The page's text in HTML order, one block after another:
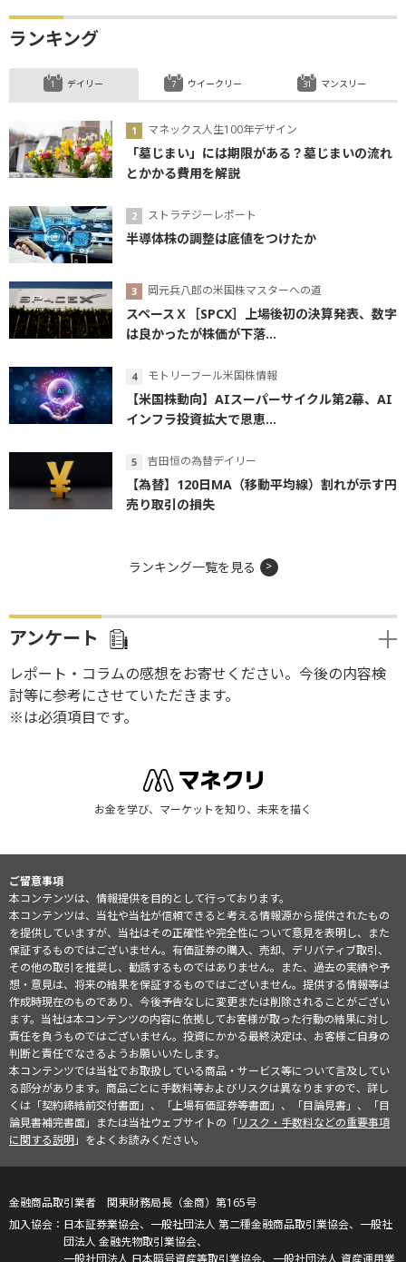
ランキング
デイリー
マネックス人生100年デザイン
「墓じまい」には期限がある？墓じまいの流れ
とかかる費用を解説
ストラテジーレポート
半導体株の調整は底値をつけたか
岡元兵八郎の米国株マスターへの道
スペースＸ［SPCX］上場後初の決算発表、数字
は良かったが株価が下落...
モトリーフール米国株情報
【米国株動向】AIスーパーサイクル第2幕、AI
インフラ投資拡大で恩恵...
吉田恒の為替デイリー
【為替】120日MA（移動平均線）割れが示す円
売り取引の損失
ウイークリー マンスリー
ランキング一覧を見る
アンケート
レポート・コラムの感想をお寄せください。今後の内容検
討等に参考にさせていただきます。
※は必須項目です。
お金を学び、マーケットを知り、未来を描く
ご留意事項
本コンテンツは、情報提供を目的として行っております。
本コンテンツは、当社や当社が信頼できると考える情報源から提供されたもの
を提供していますが、当社はその正確性や完全性について意見を表明し、また
保証するものではございません。有価証券の購入、売却、デリバティブ取引、
その他の取引を推奨し、勧誘するものではありません。また、過去の実績や予
想・意見は、将来の結果を保証するものではございません。提供する情報等は
作成時現在のものであり、今後予告なしに変更または削除されることがござい
ます。当社は本コンテンツの内容に依拠してお客様が取った行動の結果に対し
責任を負うものではございません。投資にかかる最終決定は、お客様ご自身の
判断と責任でなさるようお願いいたします。
本コンテンツでは当社でお取扱している商品・サービス等について言及してい
る部分があります。商品ごとに手数料等およびリスクは異なりますので、詳し
くは「契約締結前交付書面」、「上場有価証券等書面」、「目論見書」、「目
論見書補完書面」または当社ウェブサイトの「リスク・手数料などの重要事項
に関する説明」をよくお読みください。
金融商品取引業者 関東財務局長（金商）第165号
日本証券業協会、一般社団法人 第二種金融商品取引業協会、一般社
団法人 金融先物取引業協会、
一般社団法人 日本暗号資産等取引業協会、一般社団法人 資産運用業